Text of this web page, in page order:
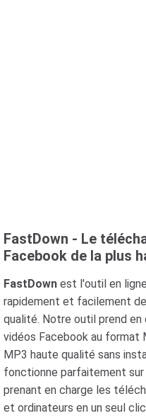
FastDown - Le
Facebook de la plus
FastDown est l'outil en
rapidement et facilement
qualité. Notre outil prend
vidéos Facebook au format
MP3 haute qualité sans
fonctionne parfaitement
prenant en charge les
et ordinateurs en un seul